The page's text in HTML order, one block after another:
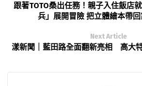
跟著TOTO桑出任務！親子入住飯店
兵」展開冒險 把立體繪本帶
Next Article
漾新聞｜藍田路全面翻新亮相 高大